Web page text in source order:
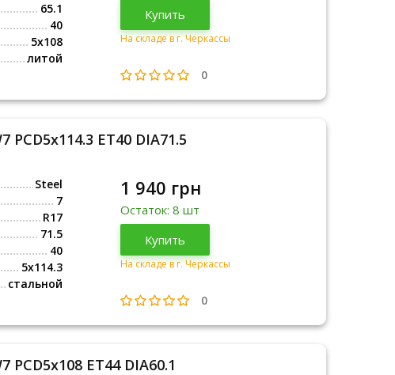
65.1
40
5x108
литой
Купить
На складе в г. Черкассы
0
PCD5x114.3 ET40 DIA71.5
Steel
7
R17
71.5
40
5x114.3
стальной
1 940 грн
Остаток: 8 шт
Купить
На складе в г. Черкассы
0
PCD5x108 ET44 DIA60.1